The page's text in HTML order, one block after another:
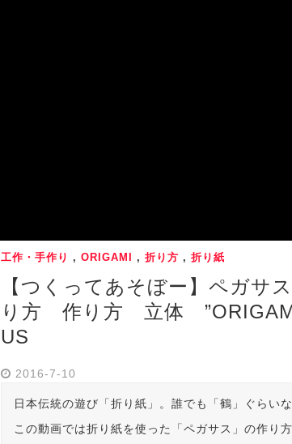
工作・手作り , ORIGAMI , 折り方 , 折り紙
【つくってあそぼー】ペガ
り方 作り方 立体
US
2016-7-10
日本伝統の遊び「折り紙」。誰でも「鶴」ぐらい
この動画では折り紙を使った「ペガサス」の作り